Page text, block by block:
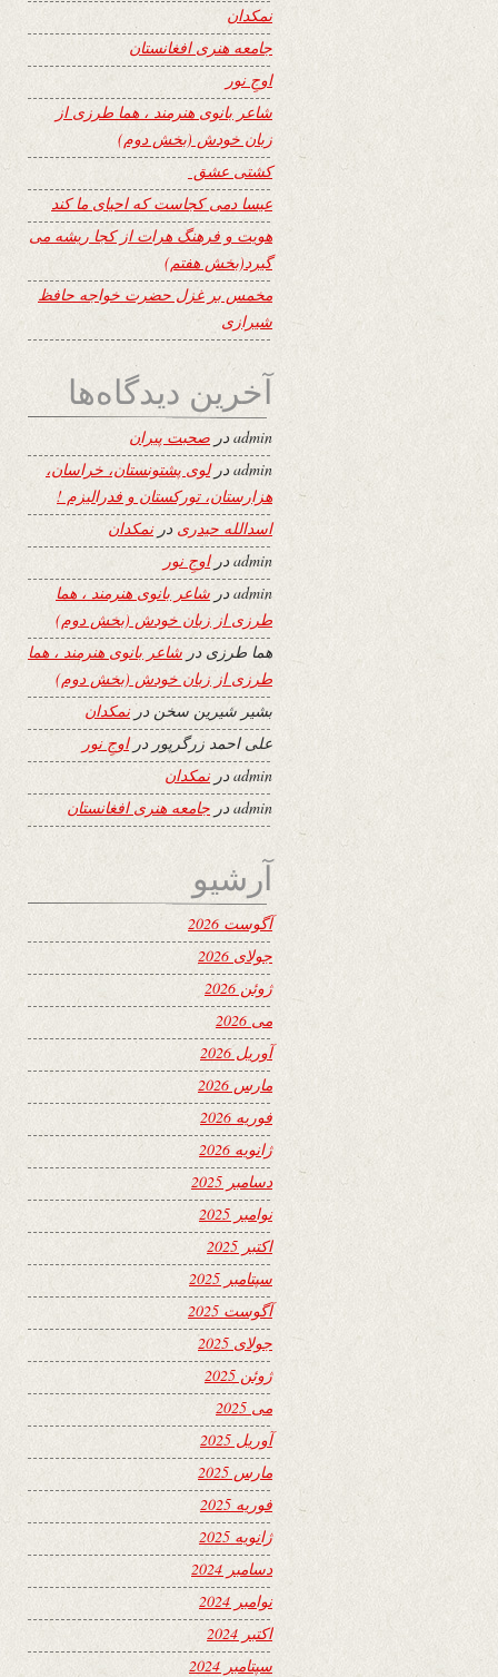
نمکدان
جامعه هنری افغانستان
اوجِ نور
شاعر بانوی هنرمند ، هما طرزی از
زبان خودش (بخش دوم)
کشتی عشق
عیسا دمی کجاست که احیای ما کند
هویت و فرهنگ هرات از کجا ریشه می
گیرد(بخش هفتم)
مخمس بر غزل حضرت خواجه حافظ
شیرازی
آخرین دیدگاه‌ها
adminدر صحبت پیران
admin درلوی پشتونستان، خراسان،
هزارستان، تورکستان و فدرالیزم !
اسدالله حیدری درنمکدان
adminدراوجِ نور
adminدر شاعر بانوی هنرمند ، هما
طرزی از زبان خودش (بخش دوم)
هما طرزی در شاعر بانوی هنرمند ، هما
طرزی از زبان خودش (بخش دوم)
بشیر شیرین سخن درنمکدان
علی احمد زرگرپور دراوجِ نور
adminدرنمکدان
admin در جامعه هنری افغانستان
آرشیو
آگوست 2026
جولای 2026
ژوئن 2026
می 2026
آوریل 2026
مارس 2026
فوریه 2026
ژانویه 2026
دسامبر 2025
نوامبر 2025
اکتبر 2025
سپتامبر 2025
آگوست 2025
جولای 2025
ژوئن 2025
می 2025
آوریل 2025
مارس 2025
فوریه 2025
ژانویه 2025
دسامبر 2024
نوامبر 2024
اکتبر 2024
سپتامبر 2024